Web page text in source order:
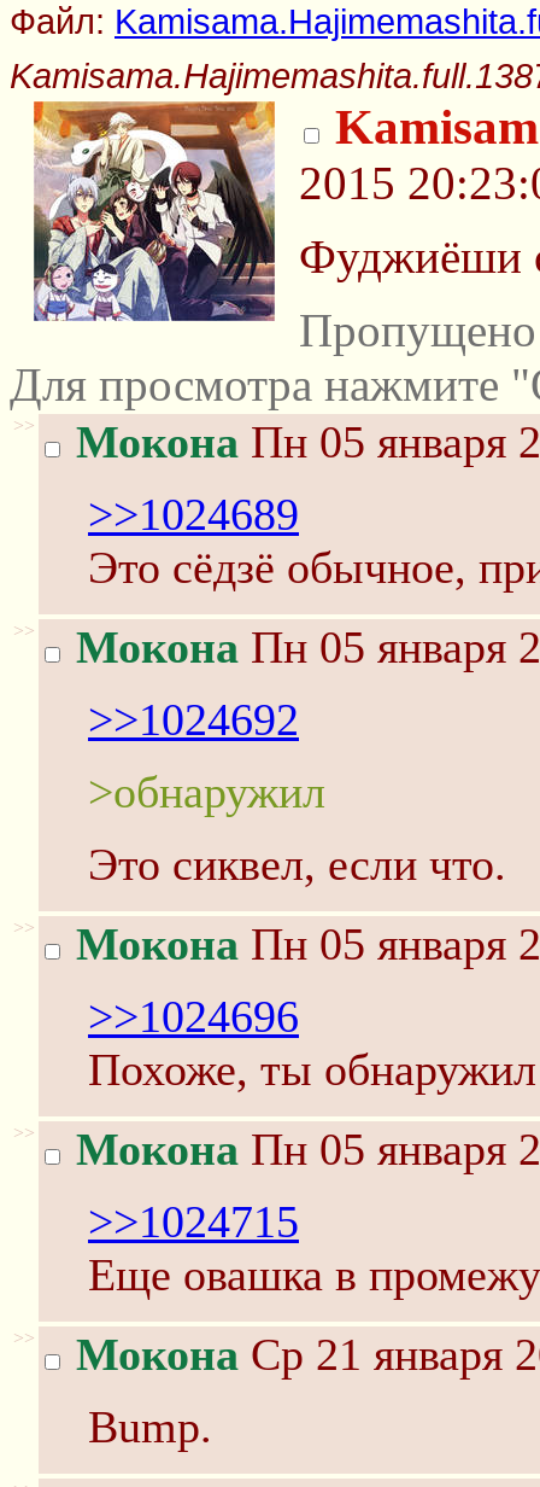
Файл:
2015
Фуджиёши
Пропущено
Для просмотра нажмите
>> Мокона Пн 05 января
>>1024689
Это сёдзё обычное,
>> Мокона Пн 05 января
>>1024692
>обнаружил
Это сиквел, если что.
>> Мокона Пн 05 января
>>1024696
Похоже, ты
>> Мокона Пн 05 января
>>1024715
Еще овашка в
>> Мокона Ср 21 января
Bump.